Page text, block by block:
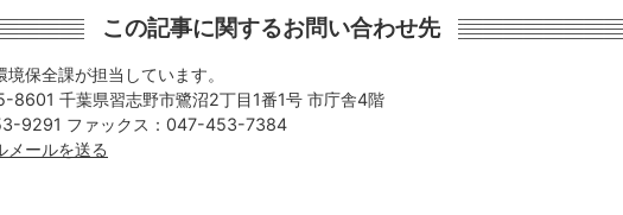
この記事に関するお問い合わせ先
境保全課が担当しています。
8601 千葉県習志野市鷺沼2丁目1番1号 市庁舎4階
9291 ファックス：047-453-7384
メールを送る